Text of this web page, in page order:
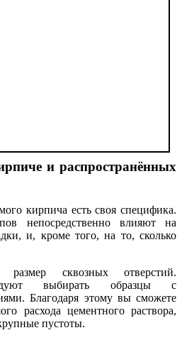
и распространённых
кирпича есть своя специфика.
непосредственно влияют на
и, кроме того, на то, сколько
размер сквозных отверстий.
выбирать образцы с
Благодаря этому вы сможете
расхода цементного раствора,
пустоты.